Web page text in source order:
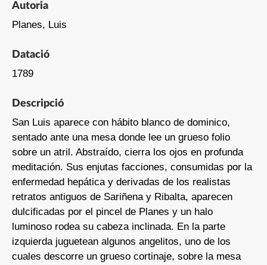
Autoria
Planes, Luis
Datació
1789
Descripció
San Luis aparece con hábito blanco de dominico,
sentado ante una mesa donde lee un grueso folio
sobre un atril. Abstraído, cierra los ojos en profunda
meditación. Sus enjutas facciones, consumidas por la
enfermedad hepática y derivadas de los realistas
retratos antiguos de Sariñena y Ribalta, aparecen
dulcificadas por el pincel de Planes y un halo
luminoso rodea su cabeza inclinada. En la parte
izquierda juguetean algunos angelitos, uno de los
cuales descorre un grueso cortinaje, sobre la mesa